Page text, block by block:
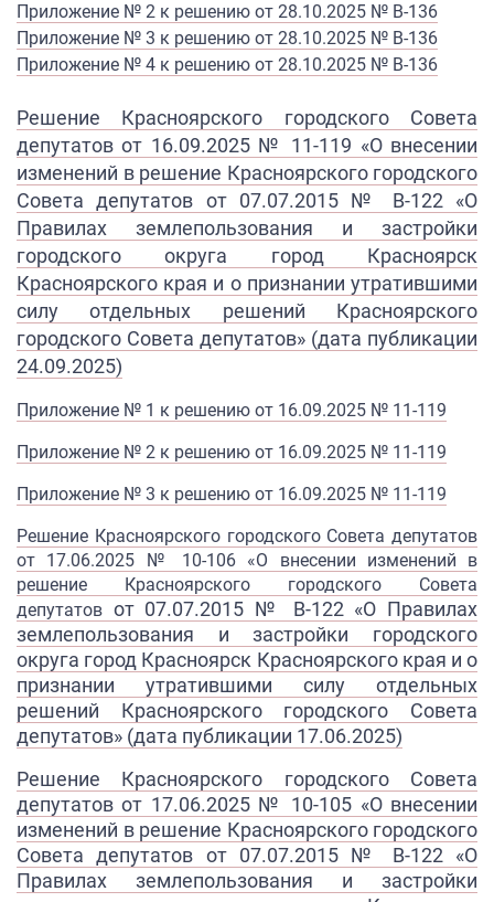
Приложение № 2 к решению от 28.10.2025 № В-136
Приложение № 3 к решению от 28.10.2025 № В-136
Приложение № 4 к решению от 28.10.2025 № В-136
Решение Красноярского городского Совета
депутатов от 16.09.2025 № 11-119 «О внесении
изменений в решение Красноярского городского
Совета депутатов от 07.07.2015 № В-122 «О
Правилах землепользования и застройки
городского округа город Красноярск
Красноярского края и о признании утратившими
силу отдельных решений Красноярского
городского Совета депутатов» (дата публикации
24.09.2025)​
Приложение № 1 к решению от 16.09.2025 № 11-119
Приложение № 2 к решению от 16.09.2025 № 11-119​
Приложение № 3 к р​ешению от 16.09.2025 № 11-119​​
Решение Красноярского городского Совета депутатов
от 17.06.2025 № 10-106 «О внесении изменений в
решение Красноярского городского Совета
депутатов от 07.07.2015 № В-122 «О Правилах
землепользования и застройки городского
округа город Красноярск Красноярского края и о
признании утратившими силу отдельных
решений Красноярского городского Совета
депутатов» (дата публикации 17.06.2025)
Решение Красноярского городского Совета
депутатов от 17.06.2025 № 10-105 «О внесении
изменений в решение Красноярского городского
Совета депутатов от 07.07.2015 № В-122 «О
Правилах землепользования и застройки